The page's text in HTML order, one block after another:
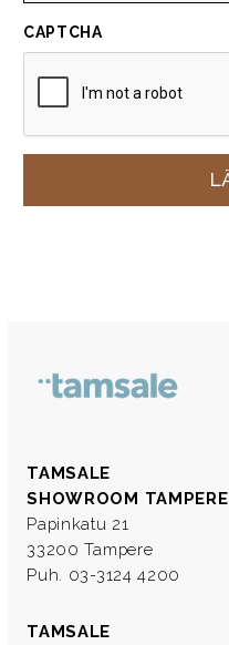
CAPTCHA
TAMSALE
SHOWROOM TAMPERE
Papinkatu 21
33200 Tampere
Puh. 03-3124 4200
TAMSALE